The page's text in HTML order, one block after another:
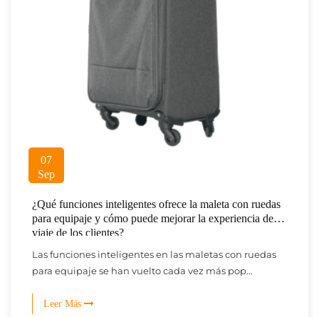
07
Sep
¿Qué funciones inteligentes ofrece la maleta con ruedas
para equipaje y cómo puede mejorar la experiencia de
viaje de los clientes?
Las funciones inteligentes en las maletas con ruedas
para equipaje se han vuelto cada vez más pop...
Leer Más